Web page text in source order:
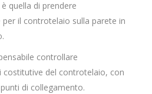
quella di prendere
il controtelaio sulla parete in
controllare
costitutive del controtelaio, con
di collegamento.